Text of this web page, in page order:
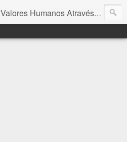
Valores Humanos Através da Arte